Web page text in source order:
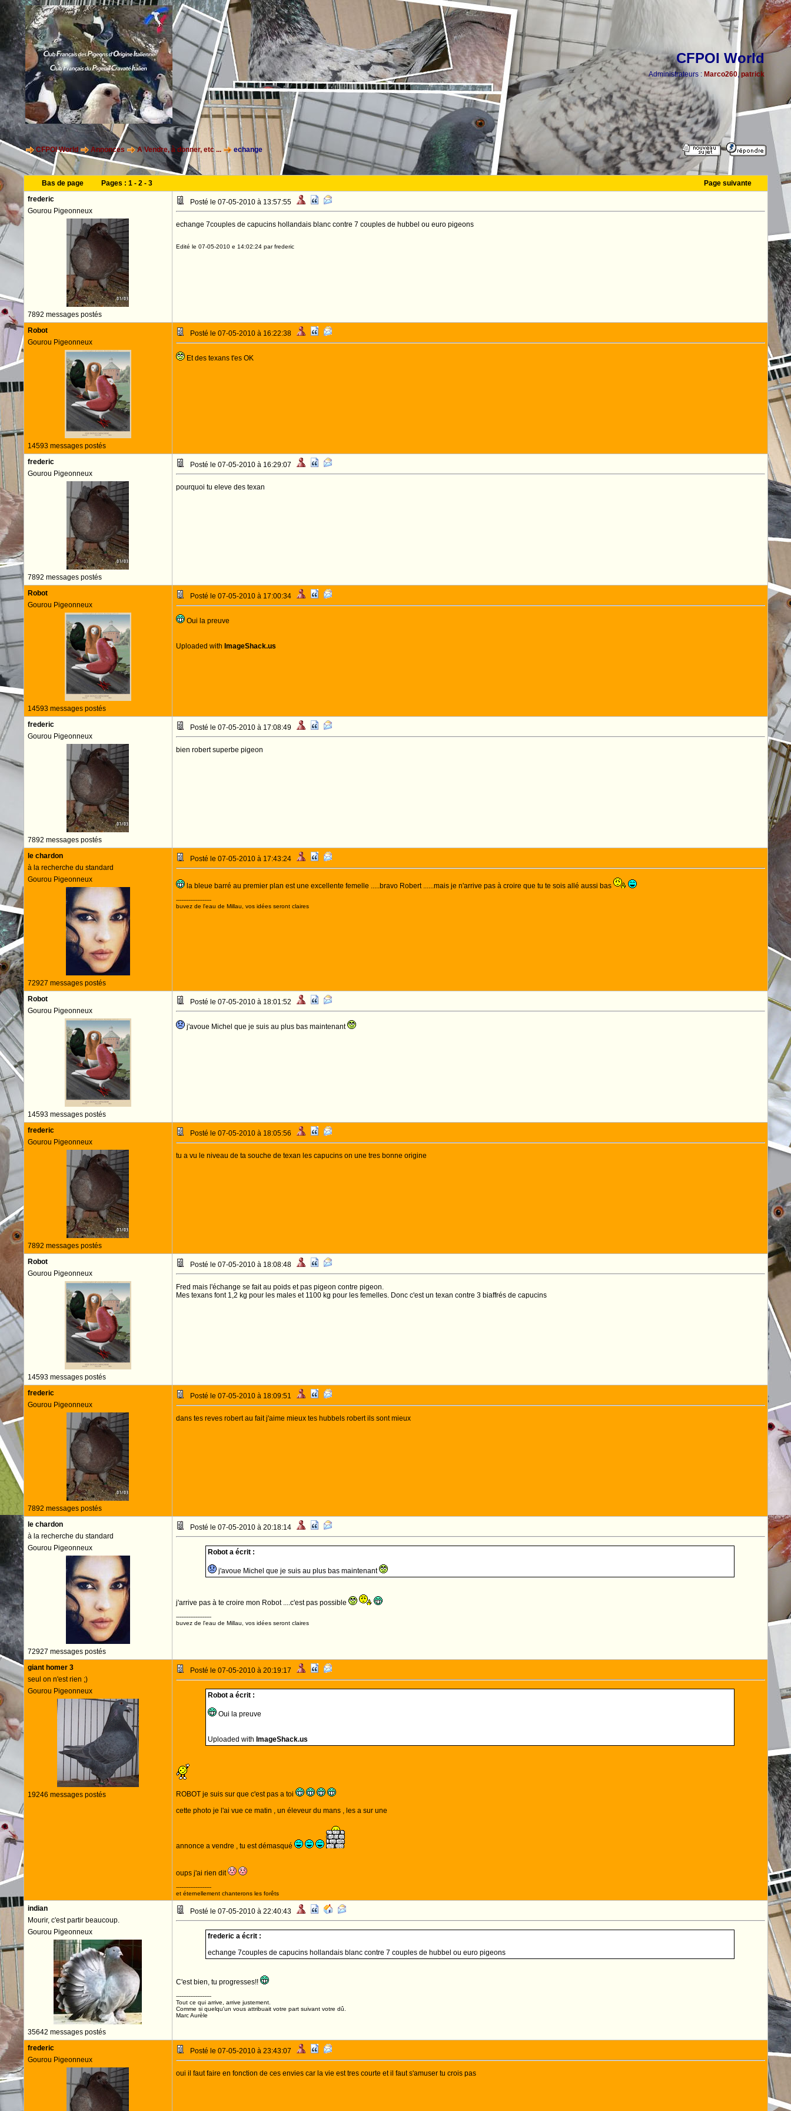
CFPOI World
Administrateurs : Marco260, patrick
CFPOI World Annonces A Vendre, à donner, etc ... echange
Bas de page Pages : 1- 2- 3
Page suivante
frederic
Gourou Pigeonneux
7892 messages postés
Posté le 07-05-2010 à 13:57:55
echange 7couples de capucins hollandais blanc contre 7 couples de hubbel ou euro pigeons
Edité le 07-05-2010 e 14:02:24 par frederic
Robot
Gourou Pigeonneux
14593 messages postés
Posté le 07-05-2010 à 16:22:38
Et des texans t'es OK
frederic
Gourou Pigeonneux
7892 messages postés
Posté le 07-05-2010 à 16:29:07
pourquoi tu eleve des texan
Robot
Gourou Pigeonneux
14593 messages postés
Posté le 07-05-2010 à 17:00:34
Oui la preuve
Uploaded with ImageShack.us
frederic
Gourou Pigeonneux
7892 messages postés
Posté le 07-05-2010 à 17:08:49
bien robert superbe pigeon
le chardon
à la recherche du standard
Gourou Pigeonneux
72927 messages postés
Posté le 07-05-2010 à 17:43:24
la bleue barré au premier plan est une excellente femelle .....bravo Robert ......mais je n'arrive pas à croire que tu te sois allé aussi bas
--------------------
buvez de l'eau de Millau, vos idées seront claires
Robot
Gourou Pigeonneux
14593 messages postés
Posté le 07-05-2010 à 18:01:52
j'avoue Michel que je suis au plus bas maintenant
frederic
Gourou Pigeonneux
7892 messages postés
Posté le 07-05-2010 à 18:05:56
tu a vu le niveau de ta souche de texan les capucins on une tres bonne origine
Robot
Gourou Pigeonneux
14593 messages postés
Posté le 07-05-2010 à 18:08:48
Fred mais l'échange se fait au poids et pas pigeon contre pigeon.
Mes texans font 1,2 kg pour les males et 1100 kg pour les femelles. Donc c'est un texan contre 3 biaffrés de capucins
frederic
Gourou Pigeonneux
7892 messages postés
Posté le 07-05-2010 à 18:09:51
dans tes reves robert au fait j'aime mieux tes hubbels robert ils sont mieux
le chardon
à la recherche du standard
Gourou Pigeonneux
72927 messages postés
Posté le 07-05-2010 à 20:18:14
Robot a écrit :
j'avoue Michel que je suis au plus bas maintenant
j'arrive pas à te croire mon Robot ....c'est pas possible
--------------------
buvez de l'eau de Millau, vos idées seront claires
giant homer 3
seul on n'est rien ;)
Gourou Pigeonneux
19246 messages postés
Posté le 07-05-2010 à 20:19:17
Robot a écrit :
Oui la preuve
Uploaded with ImageShack.us
ROBOT je suis sur que c'est pas a toi
cette photo je l'ai vue ce matin , un éleveur du mans , les a sur une
annonce a vendre , tu est démasqué
oups j'ai rien dit
--------------------
et éternellement chanterons les forêts
indian
Mourir, c'est partir beaucoup.
Gourou Pigeonneux
35642 messages postés
Posté le 07-05-2010 à 22:40:43
frederic a écrit :
echange 7couples de capucins hollandais blanc contre 7 couples de hubbel ou euro pigeons
C'est bien, tu progresses!!
--------------------
Tout ce qui arrive, arrive justement.
Comme si quelqu'un vous attribuait votre part suivant votre dû.
Marc Aurèle
frederic
Gourou Pigeonneux
Posté le 07-05-2010 à 23:43:07
oui il faut faire en fonction de ces envies car la vie est tres courte et il faut s'amuser tu crois pas